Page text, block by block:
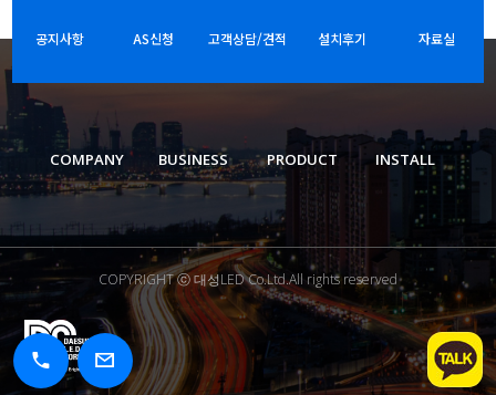
공지사항 AS신청 고객상담/견적 설치후기 자료실
COMPANY BUSINESS PRODUCT INSTALL
COPYRIGHT ⓒ 대성LED Co.Ltd.All rights reserved